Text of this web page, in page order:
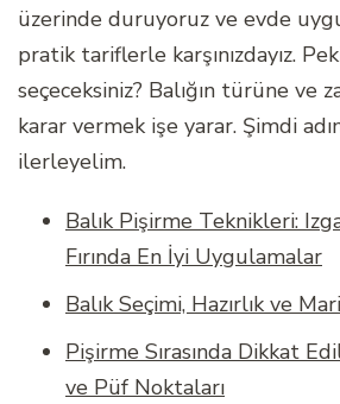
üzerinde duruyoruz ve evde
pratik tariflerle karşınızdayız.
seçeceksiniz? Balığın türüne ve
karar vermek işe yarar. Şimdi
ilerleyelim.
Balık Pişirme Teknikleri:
Fırında En İyi Uygulamalar
Balık Seçimi, Hazırlık ve
Pişirme Sırasında Dikkat
ve Püf Noktaları